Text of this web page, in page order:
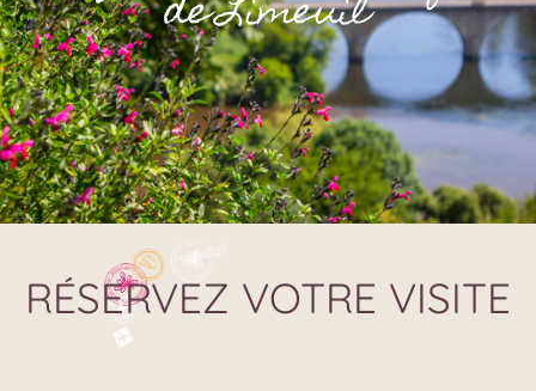
RÉSERVEZ VOTRE VISITE